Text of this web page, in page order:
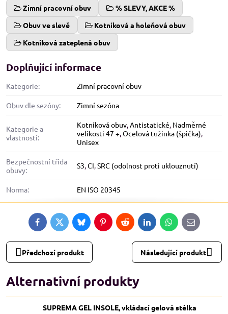
Zimní pracovní obuv
% SLEVY, AKCE %
Obuv ve slevě
Kotníková a holeňová obuv
Kotníková zateplená obuv
Doplňující informace
Kategorie: Zimní pracovní obuv
Obuv dle sezóny: Zimní sezóna
Kategorie a
vlastnosti:
Kotníková obuv,Antistatické, Nadměrné
velikosti 47 +,Ocelová tužinka (špička),
Unisex
Bezpečnostní třída
obuvy:
S3,CI,SRC (odolnost proti uklouznutí)
Norma: EN ISO 20345
FacebookTwitterBlueskyPinterestRedditLinkedInWhatsApp
E-
mail
Předchozí produkt Následující produkt
Alternativní produkty
SUPREMA GEL INSOLE, vkládací gelová stélka